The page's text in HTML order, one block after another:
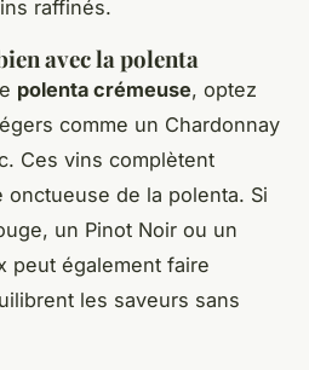
raffinés.
avec la polenta
polenta crémeuse, optez
comme un Chardonnay
Ces vins complètent
onctueuse de la polenta. Si
un Pinot Noir ou un
peut également faire
les saveurs sans